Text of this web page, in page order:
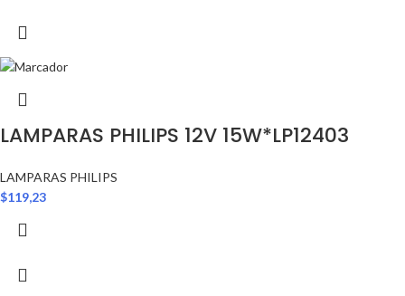
LAMPARAS PHILIPS 12V 15W*LP12403
LAMPARAS PHILIPS
$119,23